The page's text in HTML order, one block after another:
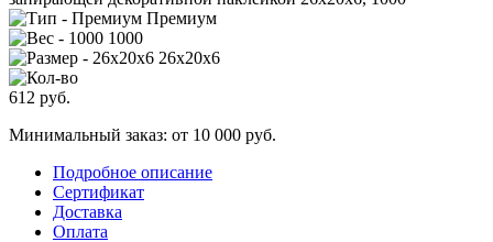
Премиум
1000
26х20х6
612 руб.
Минимальный заказ: от 10 000 руб.
Подробное описание
Сертификат
Доставка
Оплата